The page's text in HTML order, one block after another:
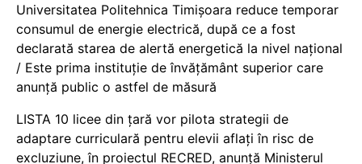
Universitatea Politehnica Timișoara reduce temporar
consumul de energie electrică, după ce a fost
declarată starea de alertă energetică la nivel național
/ Este prima instituție de învățământ superior care
anunță public o astfel de măsură
LISTA 10 licee din țară vor pilota strategii de
adaptare curriculară pentru elevii aflați în risc de
excluziune, în proiectul RECRED, anunță Ministerul